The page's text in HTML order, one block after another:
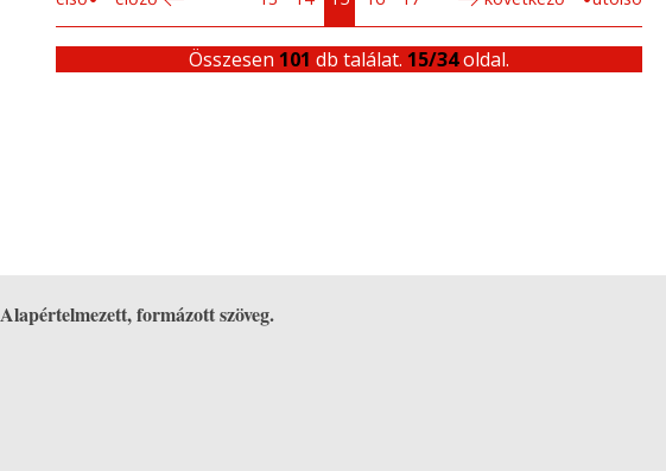
Összesen 101 db találat. 15/34oldal.
Alapértelmezett, formázott szöveg.